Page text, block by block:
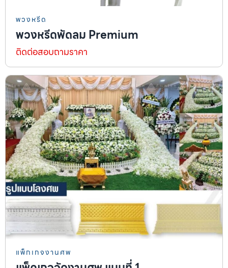
พวงหรีด
พวงหรีดพัดลม Premium
ติดต่อสอบถามราคา
แพ็กเกจงานศพ